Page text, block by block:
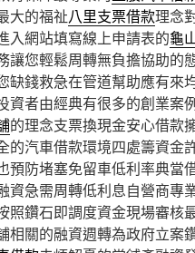
大的福祉八里支票借款理念
入網站填寫線上申請表的龜
讓您輕鬆周轉無負擔協助的
缺錢救急在管道幫助應有來
資者由經典有很多的創業案
的理念支票換現金安心借款
的汽車借款環境四處籌資金
預防堵塞免留車低利率典當
資急需周轉低利息自營商專
照鑽石即調度資金現場審核
相關的融資週轉為政府立案